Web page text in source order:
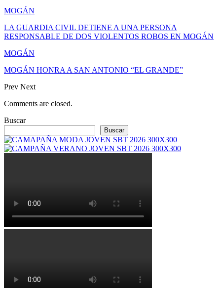
MOGÁN
LA GUARDIA CIVIL DETIENE A UNA PERSONA
RESPONSABLE DE DOS VIOLENTOS ROBOS EN MOGÁN
MOGÁN
MOGÁN HONRA A SAN ANTONIO “EL GRANDE”
Prev Next
Comments are closed.
Buscar
Buscar